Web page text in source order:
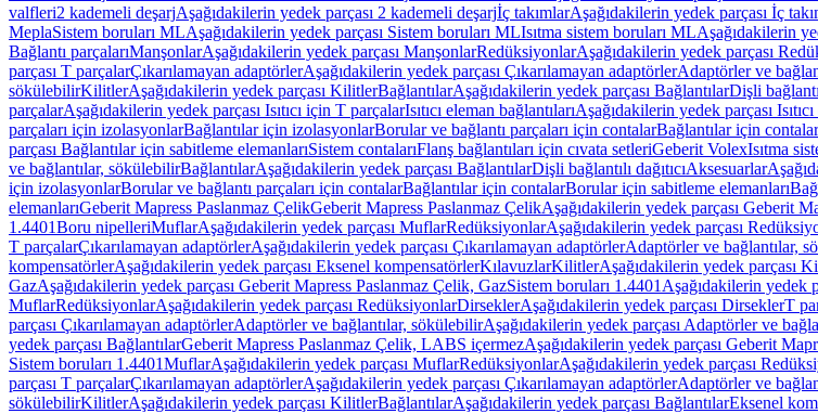
valfleri2 kademeli deşarjAşağıdakilerin yedek parçası 2 kademeli deşarjİç takımlarAşağıdakilerin yedek parçası İç
MeplaSistem boruları MLAşağıdakilerin yedek parçası Sistem boruları MLIsıtma sistem boruları MLAşağıdakilerin
Bağlantı parçalarıManşonlarAşağıdakilerin yedek parçası ManşonlarRedüksiyonlarAşağıdakilerin yedek parçası
parçası T parçalarÇıkarılamayan adaptörlerAşağıdakilerin yedek parçası Çıkarılamayan adaptörlerAdaptörler ve
sökülebilirKilitlerAşağıdakilerin yedek parçası KilitlerBağlantılarAşağıdakilerin yedek parçası BağlantılarDişli
parçalarAşağıdakilerin yedek parçası Isıtıcı için T parçalarIsıtıcı eleman bağlantılarıAşağıdakilerin yedek parçası
parçaları için izolasyonlarBağlantılar için izolasyonlarBorular ve bağlantı parçaları için contalarBağlantılar için contalar
parçası Bağlantılar için sabitleme elemanlarıSistem contalarıFlanş bağlantıları için cıvata setleriGeberit VolexIsıtma
ve bağlantılar, sökülebilirBağlantılarAşağıdakilerin yedek parçası BağlantılarDişli bağlantılı dağıtıcıAksesuarlar
için izolasyonlarBorular ve bağlantı parçaları için contalarBağlantılar için contalarBorular için sabitleme elemanları
elemanlarıGeberit Mapress Paslanmaz ÇelikGeberit Mapress Paslanmaz ÇelikAşağıdakilerin yedek parçası Geberit
1.4401Boru nipelleriMuflarAşağıdakilerin yedek parçası MuflarRedüksiyonlarAşağıdakilerin yedek parçası
T parçalarÇıkarılamayan adaptörlerAşağıdakilerin yedek parçası Çıkarılamayan adaptörlerAdaptörler ve bağlantılar,
kompensatörlerAşağıdakilerin yedek parçası Eksenel kompensatörlerKılavuzlarKilitlerAşağıdakilerin yedek parçası
GazAşağıdakilerin yedek parçası Geberit Mapress Paslanmaz Çelik, GazSistem boruları 1.4401 Aşağıdakilerin yedek
MuflarRedüksiyonlarAşağıdakilerin yedek parçası RedüksiyonlarDirseklerAşağıdakilerin yedek parçası DirseklerT
parçası Çıkarılamayan adaptörlerAdaptörler ve bağlantılar, sökülebilirAşağıdakilerin yedek parçası Adaptörler ve
yedek parçası BağlantılarGeberit Mapress Paslanmaz Çelik, LABS içermezAşağıdakilerin yedek parçası Geberit
Sistem boruları 1.4401MuflarAşağıdakilerin yedek parçası MuflarRedüksiyonlarAşağıdakilerin yedek parçası
parçası T parçalarÇıkarılamayan adaptörlerAşağıdakilerin yedek parçası Çıkarılamayan adaptörlerAdaptörler ve
sökülebilirKilitlerAşağıdakilerin yedek parçası KilitlerBağlantılarAşağıdakilerin yedek parçası BağlantılarEksenel